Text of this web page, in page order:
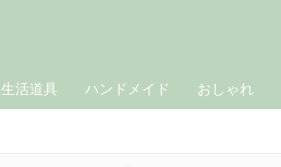
生活道具 ハンドメイド おしゃれ